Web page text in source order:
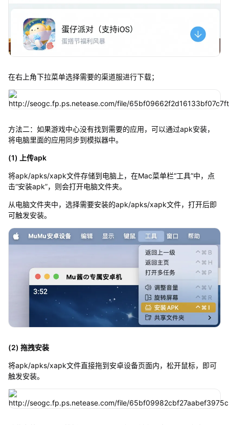
在右上角下拉菜单选择需要的渠道服进行下载；
方法二：如果游戏中心没有找到需要的应用，可以通过apk安装，
将电脑里面的应用同步到模拟器中。
(1) 上传apk
将apk/apks/xapk文件存储到电脑上，在Mac菜单栏“工具”中，点
击“安装apk”，则会打开电脑文件夹。
从电脑文件夹中，选择需要安装的apk/apks/xapk文件，打开后即
可触发安装。
(2) 拖拽安装
将apk/apks/xapk文件直接拖到安卓设备页面内，松开鼠标，即可
触发安装。